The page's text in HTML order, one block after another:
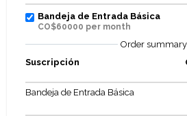
Bandeja de Entrada Básica
CO$60000 per month
Order summary
Suscripción
Bandeja de Entrada Básica